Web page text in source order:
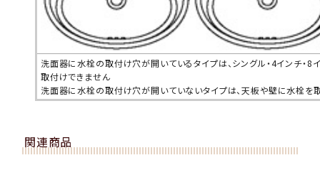
洗面器に水栓の取付け穴が開いているタイプは、シングル・4インチ・
取付けできません
洗面器に水栓の取付け穴が開いていないタイプは、天板や壁に水栓
関連商品